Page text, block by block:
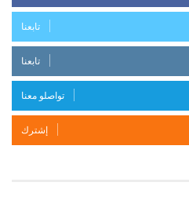
تابعنا
تابعنا
تواصلو معنا
إشترك